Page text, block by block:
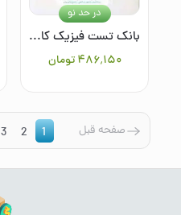
بانک تست فیزیک کامل تجربی (جلد اول)
۴۸۶٬۱۵۰ تومان
در حد نو
صفحه قبل 1
2
3